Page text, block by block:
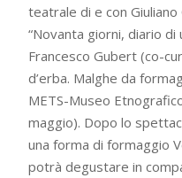
teatrale di e con
“Novanta giorni, diario di
Francesco Gubert (co-
d’erba. Malghe da
METS-Museo
maggio). Dopo lo
una forma di formaggio
potrà degustare in